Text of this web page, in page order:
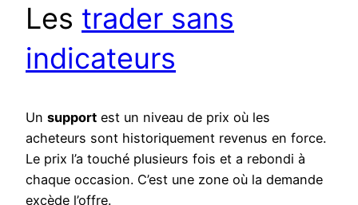
Les trader sans
indicateurs
Un support est un niveau de prix où les
acheteurs sont historiquement revenus en force.
Le prix l’a touché plusieurs fois et a rebondi à
chaque occasion. C’est une zone où la demande
excède l’offre.